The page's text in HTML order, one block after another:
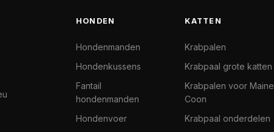
HONDEN
Hondenmanden
Hondenkussens
Fantail
hondenmanden
Hondenvoer
KATTEN
Krabpalen
Krabpaal grote katten
Krabpalen voor Maine
Coon
Krabpaal onderdelen